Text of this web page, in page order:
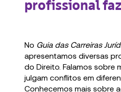
profissional
No Guia das Carreiras
apresentamos diversas
do Direito. Falamos sobre
julgam conflitos em
Conhecemos mais sobre